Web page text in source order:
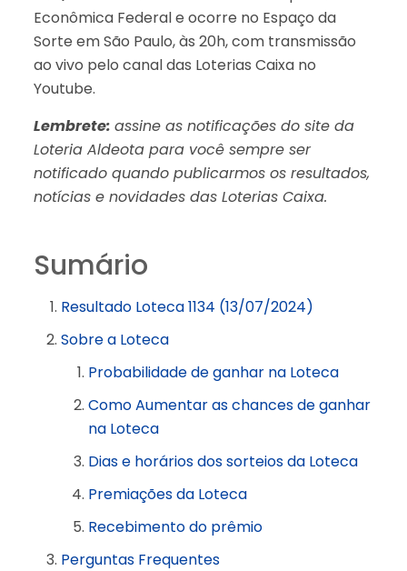
Econômica Federal e ocorre no Espaço da
Sorte em São Paulo, às 20h, com transmissão
ao vivo pelo canal das Loterias Caixa no
Youtube.
Lembrete: assine as notificações do site da
Loteria Aldeota para você sempre ser
notificado quando publicarmos os resultados,
notícias e novidades das Loterias Caixa.
Sumário
Resultado Loteca 1134 (13/07/2024)
Sobre a Loteca
Probabilidade de ganhar na Loteca
Como Aumentar as chances de ganhar
na Loteca
Dias e horários dos sorteios da Loteca
Premiações da Loteca
Recebimento do prêmio
Perguntas Frequentes